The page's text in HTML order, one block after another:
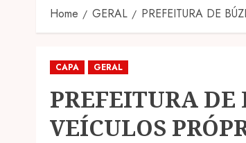
Home GERAL PREFEITURA DE
CAPA GERAL
PREFEITURA DE
VEÍCULOS